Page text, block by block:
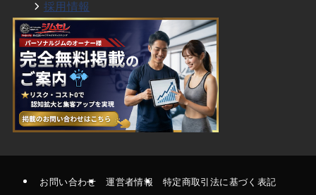
採用情報
お問い合わせ 運営者情報
特定商取引法に基づく表記